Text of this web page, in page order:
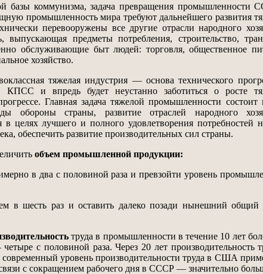
базы коммунизма, задача превращения промышленности
промышленность мира требуют дальнейшего развития
перевооружены все другие отрасли народного
выпускающая предметы потребления, строительство,
обслуживающие быт людей: торговля, общественное
хозяйство.
тяжелая индустрия — основа технического
КПСС и впредь будет неустанно заботиться о росте
Главная задача тяжелой промышленности состоит
обороны страны, развитие отраслей народного
целях лучшего и полного удовлетворения потребностей
обеспечить развитие производительных сил страны.
объем промышленной продукции:
в два с половиной раза и превзойти уровень
шесть раз и оставить далеко позади нынешний общий
труда в промышленности в течение 10 лет
с половиной раза. Через 20 лет производительность
уровень производительности труда в США
с сокращением рабочего дня в СССР — значительно